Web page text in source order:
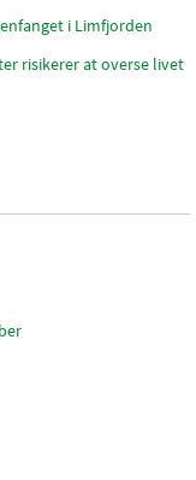
i Limfjorden
risikerer at overse livet